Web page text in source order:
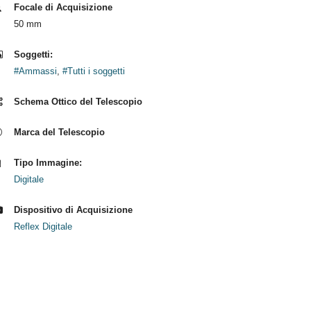
Focale di Acquisizione
50 mm
Soggetti:
#Ammassi, #Tutti i soggetti
Schema Ottico del Telescopio
Marca del Telescopio
Tipo Immagine:
Digitale
Dispositivo di Acquisizione
Reflex Digitale